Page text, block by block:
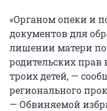
«Органом опеки и
документов для
лишении матери
родительских
троих детей, —
регионального
— Обвиняемой